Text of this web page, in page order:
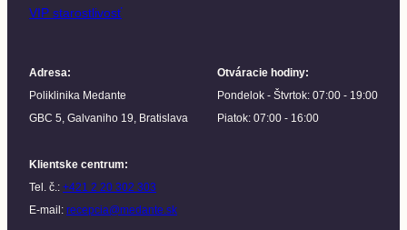
VIP starostlivosť
Adresa:
Poliklinika Medante
GBC 5, Galvaniho 19, Bratislava
Otváracie hodiny:
Pondelok - Štvrtok: 07:00 - 19:00
Piatok: 07:00 - 16:00
Klientske centrum:
Tel. č.: +421 2 20 302 303
E-mail: recepcia@medante.sk